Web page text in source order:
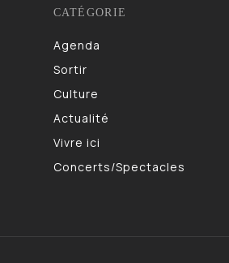
CATÉGORIE
Agenda
Sortir
Culture
Actualité
Vivre ici
Concerts/Spectacles